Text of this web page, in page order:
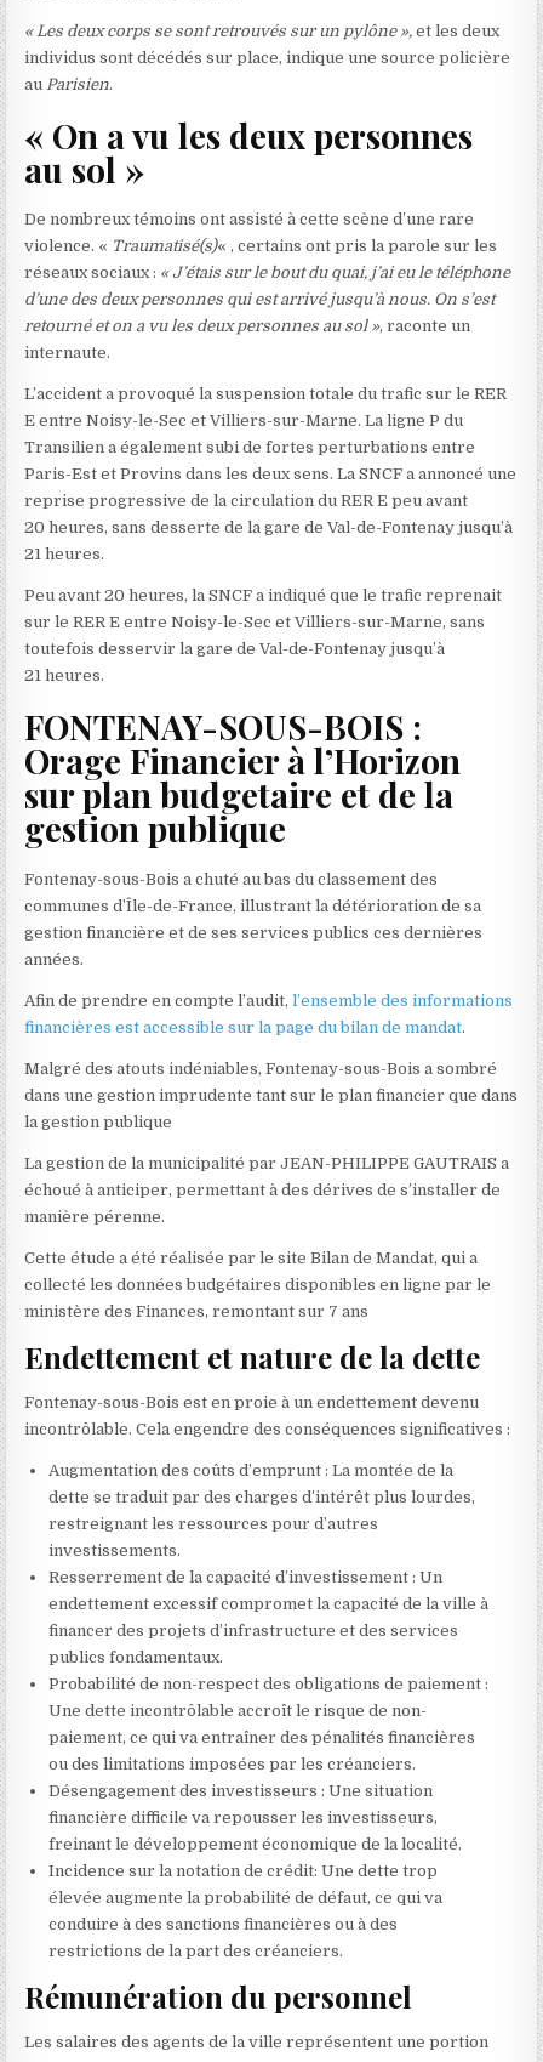
« Les deux corps se sont retrouvés sur un pylône », et les deux
individus sont décédés sur place, indique une source policière
au Parisien.
« On a vu les deux personnes
au sol »
De nombreux témoins ont assisté à cette scène d’une rare
violence. « Traumatisé(s)« , certains ont pris la parole sur les
réseaux sociaux : « J’étais sur le bout du quai, j’ai eu le téléphone
d’une des deux personnes qui est arrivé jusqu’à nous. On s’est
retourné et on a vu les deux personnes au sol », raconte un
internaute.
L’accident a provoqué la suspension totale du trafic sur le RER
E entre Noisy-le-Sec et Villiers-sur-Marne. La ligne P du
Transilien a également subi de fortes perturbations entre
Paris-Est et Provins dans les deux sens. La SNCF a annoncé une
reprise progressive de la circulation du RER E peu avant
20 heures, sans desserte de la gare de Val-de-Fontenay jusqu’à
21 heures.
Peu avant 20 heures, la SNCF a indiqué que le trafic reprenait
sur le RER E entre Noisy-le-Sec et Villiers-sur-Marne, sans
toutefois desservir la gare de Val-de-Fontenay jusqu’à
21 heures.
FONTENAY-SOUS-BOIS :
Orage Financier à l’Horizon
sur plan budgetaire et de la
gestion publique
Fontenay-sous-Bois a chuté au bas du classement des
communes d’Île-de-France, illustrant la détérioration de sa
gestion financière et de ses services publics ces dernières
années.
Afin de prendre en compte l’audit,l’ensemble des informations
financières est accessible sur la page du bilan de mandat.
Malgré des atouts indéniables, Fontenay-sous-Bois a sombré
dans une gestion imprudente tant sur le plan financier que dans
la gestion publique
La gestion de la municipalité par JEAN-PHILIPPE GAUTRAIS a
échoué à anticiper, permettant à des dérives de s’installer de
manière pérenne.
Cette étude a été réalisée par le site Bilan de Mandat, qui a
collecté les données budgétaires disponibles en ligne par le
ministère des Finances, remontant sur 7 ans
Endettement et nature de la dette
Fontenay-sous-Bois est en proie à un endettement devenu
incontrôlable. Cela engendre des conséquences significatives :
Augmentation des coûts d’emprunt : La montée de la
dette se traduit par des charges d’intérêt plus lourdes,
restreignant les ressources pour d’autres
investissements.
Resserrement de la capacité d’investissement : Un
endettement excessif compromet la capacité de la ville à
financer des projets d’infrastructure et des services
publics fondamentaux.
Probabilité de non-respect des obligations de paiement :
Une dette incontrôlable accroît le risque de non-
paiement, ce qui va entraîner des pénalités financières
ou des limitations imposées par les créanciers.
Désengagement des investisseurs : Une situation
financière difficile va repousser les investisseurs,
freinant le développement économique de la localité.
Incidence sur la notation de crédit: Une dette trop
élevée augmente la probabilité de défaut, ce qui va
conduire à des sanctions financières ou à des
restrictions de la part des créanciers.
Rémunération du personnel
Les salaires des agents de la ville représentent une portion